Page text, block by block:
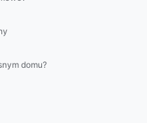
domu?